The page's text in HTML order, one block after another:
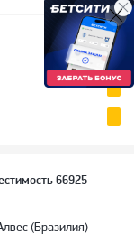
66925
(Бразилия)